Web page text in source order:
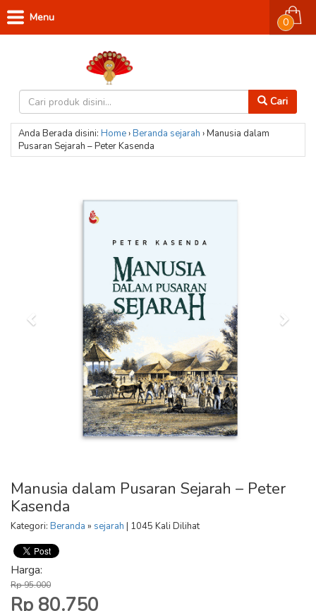
Cari
0
Menu
Anda Berada disini: Home›Beranda sejarah ›Manusia dalam
Pusaran Sejarah – Peter Kasenda
Manusia dalam Pusaran Sejarah – Peter
Kasenda
Kategori: Beranda » sejarah | 1045 Kali Dilihat
Harga:
Rp 95.000
Rp 80.750